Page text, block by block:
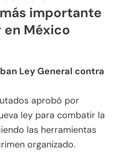
importante
México
Ley General contra
aprobó por
ley para combatir la
las herramientas
organizado.